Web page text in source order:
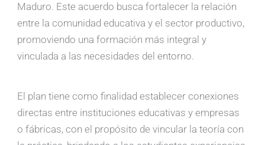
Maduro. Este acuerdo busca fortalecer la relación
entre la comunidad educativa y el sector productivo,
promoviendo una formación más integral y
vinculada a las necesidades del entorno.
El plan tiene como finalidad establecer conexiones
directas entre instituciones educativas y empresas
o fábricas, con el propósito de vincular la teoría con